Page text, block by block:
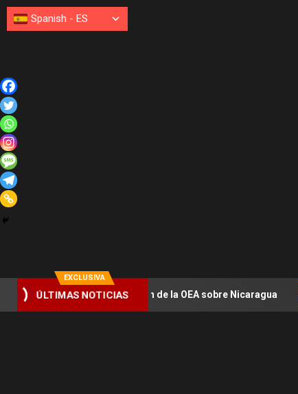
EXCLUSIVA
ÚLTIMAS NOTICIAS
en sesión de la OEA sobre Nicaragua León
Spanish - ES